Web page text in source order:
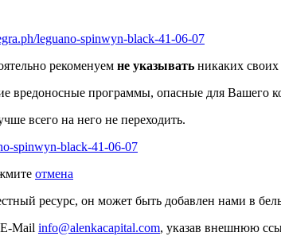
leguano-spinwyn-black-41-06-07
рекоменуем не указывать никаких
вредоносные программы, опасные для Вашего
всего на него не переходить.
spinwyn-black-41-06-07
отмена
ресурс, он может быть добавлен нами в
Mail info@alenkacapital.com, указав внешнюю